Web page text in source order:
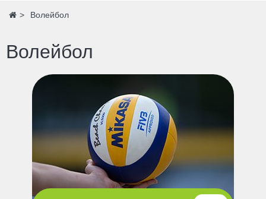
Головна
Волейбол
Волейбол